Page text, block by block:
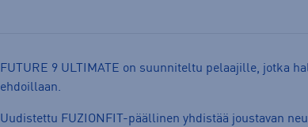
FUTURE 9 ULTIMATE on suunniteltu pelaajille, jotka
ehdoillaan.
Uudistettu FUZIONFIT-päällinen yhdistää joustavan